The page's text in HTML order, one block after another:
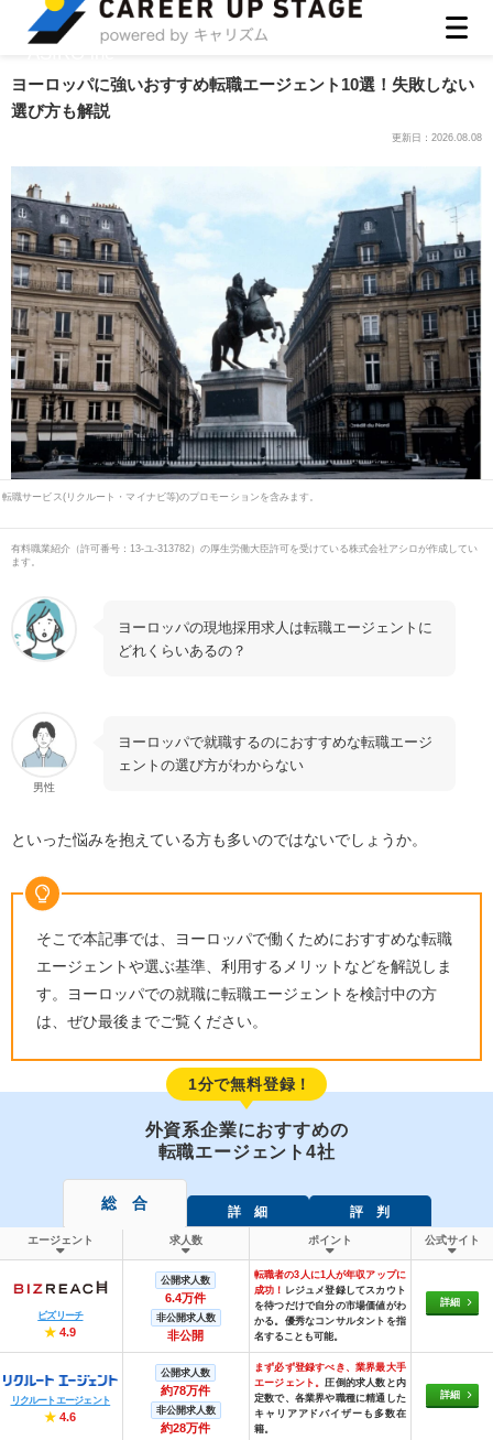
ヨーロッパに強いおすすめ転職エージェント10選！失敗しない
選び方も解説
更新日：2026.08.08
転職サービス(リクルート・マイナビ等)のプロモーションを含みます。
有料職業紹介（許可番号：13-ユ-313782）の厚生労働大臣許可を受けている株式会社アシロが作成してい
ます。
ヨーロッパの現地採用求人は転職エージェントに
どれくらいあるの？
男性
ヨーロッパで就職するのにおすすめな転職エージ
ェントの選び方がわからない
といった悩みを抱えている方も多いのではないでしょうか。
そこで本記事では、ヨーロッパで働くためにおすすめな転職
エージェントや選ぶ基準、利用するメリットなどを解説しま
す。ヨーロッパでの就職に転職エージェントを検討中の方
は、ぜひ最後までご覧ください。
1分で無料登録！
外資系企業におすすめの
転職エージェント4社
総 合 詳 細 評 判
エージェント 求人数 ポイント 公式サイト
ビズリーチ
★ 4.9
公開求人数
6.4万件
非公開求人数
非公開
転職者の3人に1人が年収アップに
成功！ レジュメ登録してスカウト
を待つだけで自分の市場価値がわ
かる。優秀なコンサルタントを指
名することも可能。
詳細
リクルートエージェント
★ 4.6
公開求人数
約78万件
非公開求人数
約28万件
まず必ず登録すべき、業界最大手
エージェント。圧倒的求人数と内
定数で、各業界や職種に精通した
キャリアアドバイザーも多数在
籍。
詳細